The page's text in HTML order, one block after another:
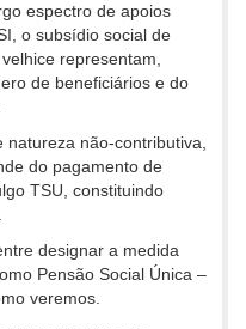
espectro de apoios
o subsídio social de
representam,
de beneficiários e do
não-contributiva,
do pagamento de
TSU, constituindo
designar a medida
Pensão Social Única –
veremos.